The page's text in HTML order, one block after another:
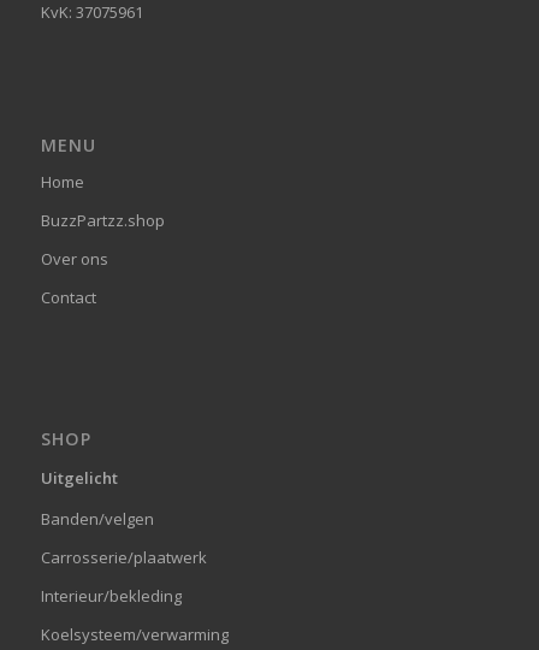
KvK: 37075961
MENU
Home
BuzzPartzz.shop
Over ons
Contact
SHOP
Uitgelicht
Banden/velgen
Carrosserie/plaatwerk
Interieur/bekleding
Koelsysteem/verwarming